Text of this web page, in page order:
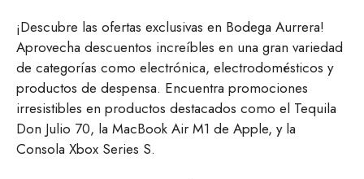
¡Descubre las ofertas exclusivas en Bodega Aurrera!
Aprovecha descuentos increíbles en una gran variedad
de categorías como electrónica, electrodomésticos y
productos de despensa. Encuentra promociones
irresistibles en productos destacados como el Tequila
Don Julio 70, la MacBook Air M1 de Apple, y la
Consola Xbox Series S.